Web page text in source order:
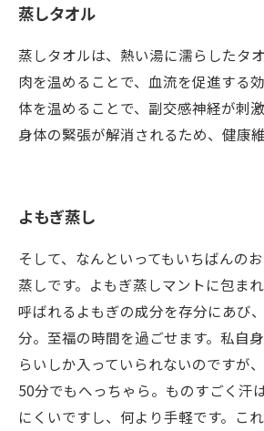
蒸しタオル
蒸しタオルは、熱い湯に濡らしたタ
肉を温めることで、血流を促進する
体を温めることで、副交感神経が刺
身体の緊張が解消されるため、健康
よもぎ蒸し
そして、なんといってもいちばんの
蒸しです。よもぎ蒸しマントに包ま
呼ばれるよもぎの成分を存分にあび
分。至福の時間を過ごせます。私自
らいしか入っていられないのですが
50分でもへっちゃら。ものすごく汗
にくいですし、何より手軽です。こ